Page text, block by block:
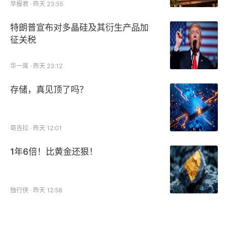
早报君 · 昨天 23:55
特朗普宣布对多晶硅及其衍生产品加
征关税
华一席 · 昨天 23:12
存储，真见顶了吗？
哥吉拉 · 昨天 12:01
1年6倍！比黄金还狠！
独行侠 · 昨天 12:58